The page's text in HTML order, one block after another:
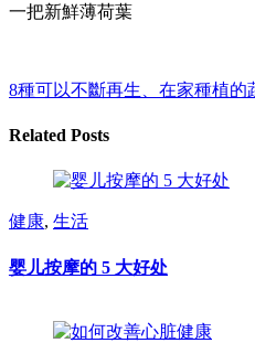
一把新鮮薄荷葉
8種可以不斷再生、在家種植的
Related Posts
健康, 生活
婴儿按摩的 5 大好处